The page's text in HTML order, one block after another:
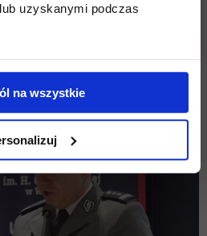
uzyskanymi podczas
na wszystkie